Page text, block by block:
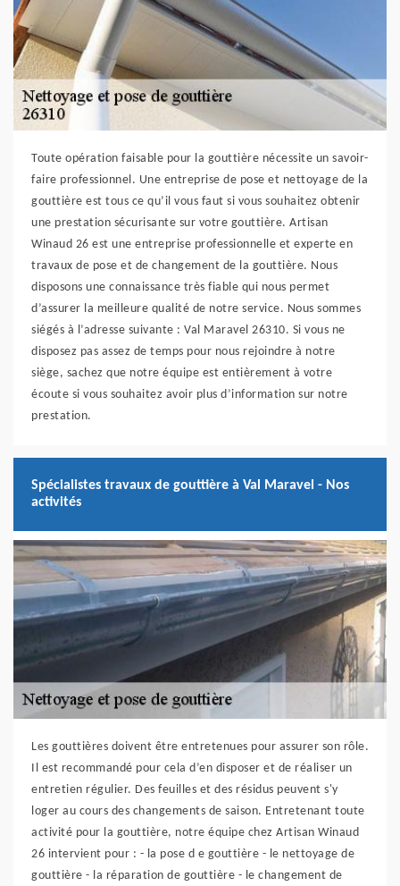
Toute opération faisable pour la gouttière nécessite un savoir-
faire professionnel. Une entreprise de pose et nettoyage de la
gouttière est tous ce qu’il vous faut si vous souhaitez obtenir
une prestation sécurisante sur votre gouttière. Artisan
Winaud 26 est une entreprise professionnelle et experte en
travaux de pose et de changement de la gouttière. Nous
disposons une connaissance très fiable qui nous permet
d’assurer la meilleure qualité de notre service. Nous sommes
siégés à l’adresse suivante : Val Maravel 26310. Si vous ne
disposez pas assez de temps pour nous rejoindre à notre
siège, sachez que notre équipe est entièrement à votre
écoute si vous souhaitez avoir plus d’information sur notre
prestation.
Spécialistes travaux de gouttière à Val Maravel - Nos
activités
Les gouttières doivent être entretenues pour assurer son rôle.
Il est recommandé pour cela d’en disposer et de réaliser un
entretien régulier. Des feuilles et des résidus peuvent s'y
loger au cours des changements de saison. Entretenant toute
activité pour la gouttière, notre équipe chez Artisan Winaud
26 intervient pour : - la pose d e gouttière - le nettoyage de
gouttière - la réparation de gouttière - le changement de